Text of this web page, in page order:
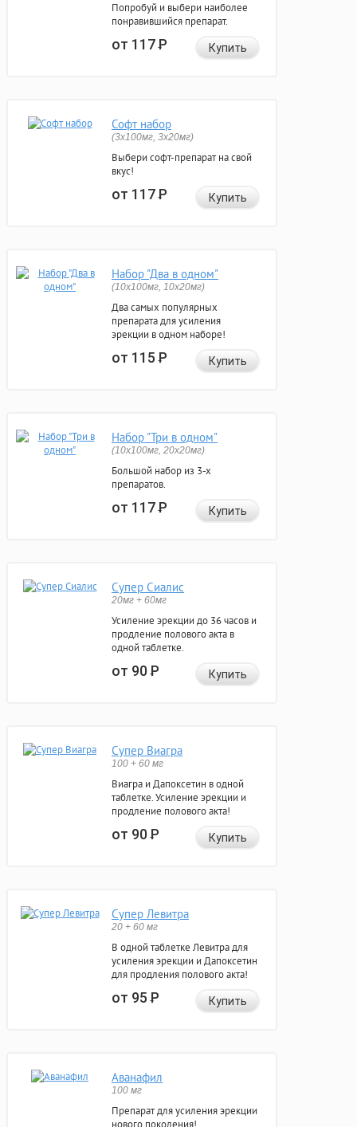
Попробуй и выбери наиболее
понравившийся препарат.
от 117Р Купить
Софт набор
(3x100мг, 3x20мг)
Выбери софт-препарат на свой
вкус!
от 117Р Купить
Набор "Два в одном"
(10x100мг, 10x20мг)
Два самых популярных
препарата для усиления
эрекции в одном наборе!
от 115Р Купить
Набор "Три в одном"
(10x100мг, 20x20мг)
Большой набор из 3-х
препаратов.
от 117Р Купить
Супер Сиалис
20мг + 60мг
Усиление эрекции до 36 часов и
продление полового акта в
одной таблетке.
от 90Р Купить
Супер Виагра
100 + 60 мг
Виагра и Дапоксетин в одной
таблетке. Усиление эрекции и
продление полового акта!
от 90Р Купить
Супер Левитра
20 + 60 мг
В одной таблетке Левитра для
усиления эрекции и Дапоксетин
для продления полового акта!
от 95Р Купить
Аванафил
100 мг
Препарат для усиления эрекции